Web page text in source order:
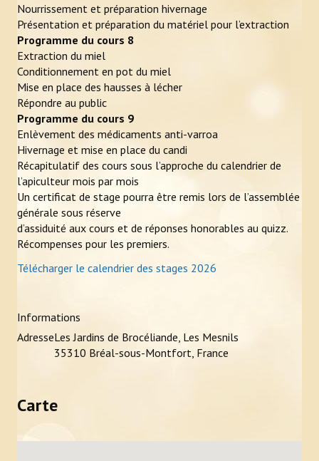
Nourrissement et préparation hivernage
Présentation et préparation du matériel pour l’extraction
Programme du cours 8
Extraction du miel
Conditionnement en pot du miel
Mise en place des hausses à lécher
Répondre au public
Programme du cours 9
Enlèvement des médicaments anti-varroa
Hivernage et mise en place du candi
Récapitulatif des cours sous l’approche du calendrier de
l’apiculteur mois par mois
Un certificat de stage pourra être remis lors de l’assemblée
générale sous réserve
d’assiduité aux cours et de réponses honorables au quizz.
Récompenses pour les premiers.
Télécharger le calendrier des stages 2026
Informations
AdresseLes Jardins de Brocéliande, Les Mesnils
35310 Bréal-sous-Montfort, France
Carte